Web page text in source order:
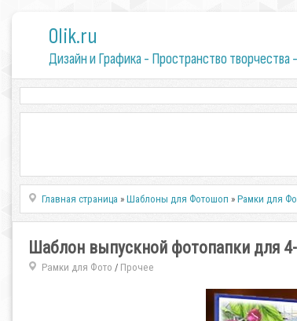
0lik.ru
Дизайн и Графика - Пространство творчества
Главная страница »Шаблоны для Фотошоп »Рамки для
Шаблон выпускной фотопапки для
Рамки для Фото / Прочее